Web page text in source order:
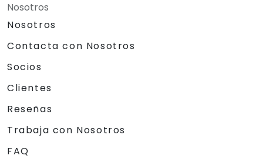
Nosotros
Nosotros
Contacta con Nosotros
Socios
Clientes
Reseñas
Trabaja con Nosotros
FAQ